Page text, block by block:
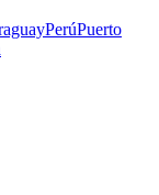
PerúPuerto